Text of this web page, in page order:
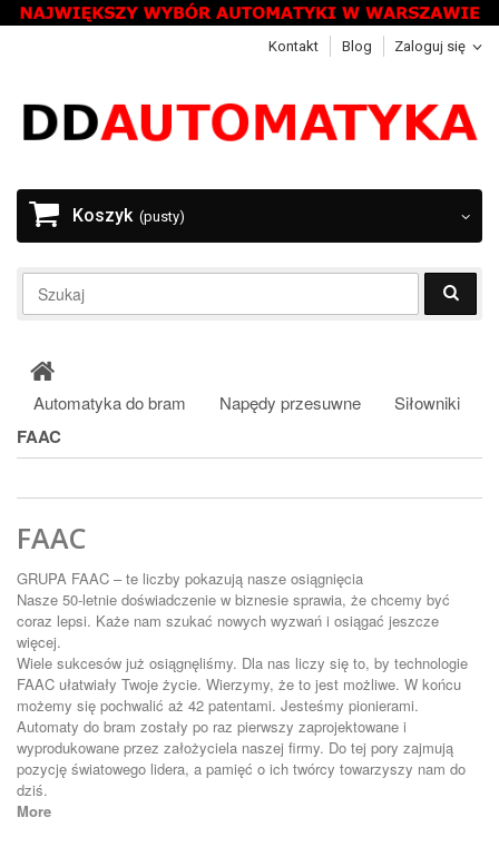
Zaloguj się
Kontakt Blog
Koszyk (pusty)
Automatyka do bram Napędy przesuwne Siłowniki
FAAC
FAAC
GRUPA FAAC – te liczby pokazują nasze osiągnięcia
Nasze 50-letnie doświadczenie w biznesie sprawia, że chcemy być
coraz lepsi. Każe nam szukać nowych wyzwań i osiągać jeszcze
więcej.
Wiele sukcesów już osiągnęliśmy. Dla nas liczy się to, by technologie
FAAC ułatwiały Twoje życie. Wierzymy, że to jest możliwe. W końcu
możemy się pochwalić aż 42 patentami. Jesteśmy pionierami.
Automaty do bram zostały po raz pierwszy zaprojektowane i
wyprodukowane przez założyciela naszej firmy. Do tej pory zajmują
pozycję światowego lidera, a pamięć o ich twórcy towarzyszy nam do
dziś.
More